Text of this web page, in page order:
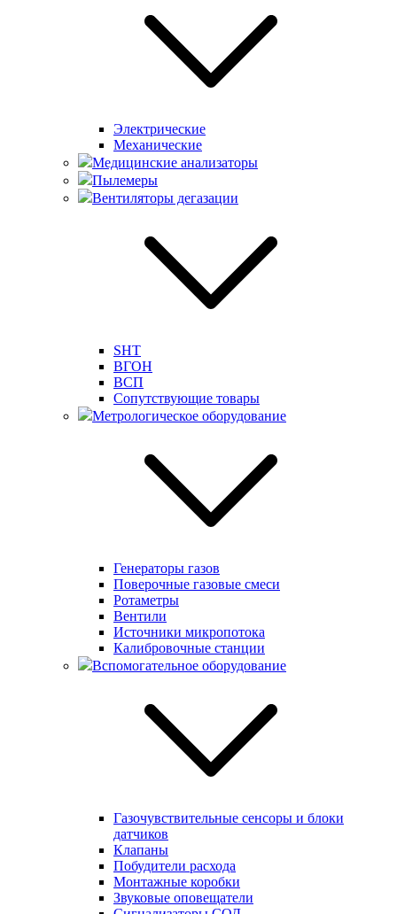
Электрические
Механические
Медицинские анализаторы
Пылемеры
Вентиляторы дегазации
SHT
ВГОН
ВСП
Сопутствующие товары
Метрологическое оборудование
Генераторы газов
Поверочные газовые смеси
Ротаметры
Вентили
Источники микропотока
Калибровочные станции
Вспомогательное оборудование
Газочувствительные сенсоры и блоки
датчиков
Клапаны
Побудители расхода
Монтажные коробки
Звуковые оповещатели